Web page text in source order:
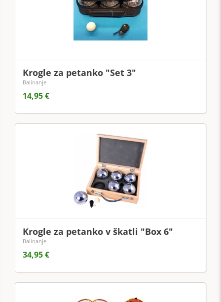
Krogle za petanko "Set 3"
Balinanje
14,95 €
Krogle za petanko v škatli "Box 6"
Balinanje
34,95 €